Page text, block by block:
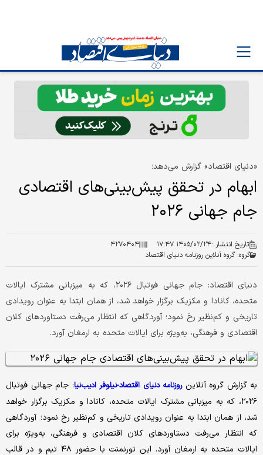
«دنیای اقتصاد» گزارش می‌دهد؛
ابهام در تحقق پیش‌بینی‌های اقتصادی
جام جهانی ۲۰۲۶
تاریخ انتشار :۱۴۰۵/۰۲/۲۴ ۱۷:۴۷
۴۲۷۰۴۰۴
گروه: گروه آنلاین روزنامه دنیای اقتصاد
دنیای اقتصاد: جام جهانی فوتبال ۲۰۲۶، که به میزبانی مشترک ایالات
متحده، کانادا و مکزیک برگزار خواهد شد، از همان ابتدا به عنوان رویدادی
تاریخی و کم‌نظیر رخ نمود؛ آوردگاهی که انتظار می‌رفت دستاوردهای کلان
اقتصادی و فرهنگی، به‌ویژه برای ایالات متحده به ارمغان آورد.
به گزارش گروه آنلاینروزنامه دنیای اقتصاد-نیلوفر ادیب‌نیا: جام جهانی فوتبال
۲۰۲۶، که به میزبانی مشترک ایالات متحده، کانادا و مکزیک برگزار خواهد
شد، از همان ابتدا به عنوان رویدادی تاریخی و کم‌نظیر رخ نمود؛ آوردگاهی
که انتظار می‌رفت دستاوردهای کلان اقتصادی و فرهنگی، به‌ویژه برای
ایالات متحده به ارمغان آورد. این تورنمنت با حضور ۴۸ تیم و در قالب